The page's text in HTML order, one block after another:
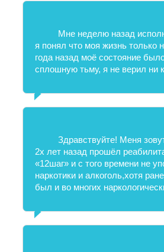
Мне неделю назад
я понял что моя жизнь только
года назад моё состояние
сплошную тьму, я не верил ни
Здравствуйте! Меня
2х лет назад прошёл
«12шаг» и с того времени не
наркотики и алкоголь,хотя
был и во многих